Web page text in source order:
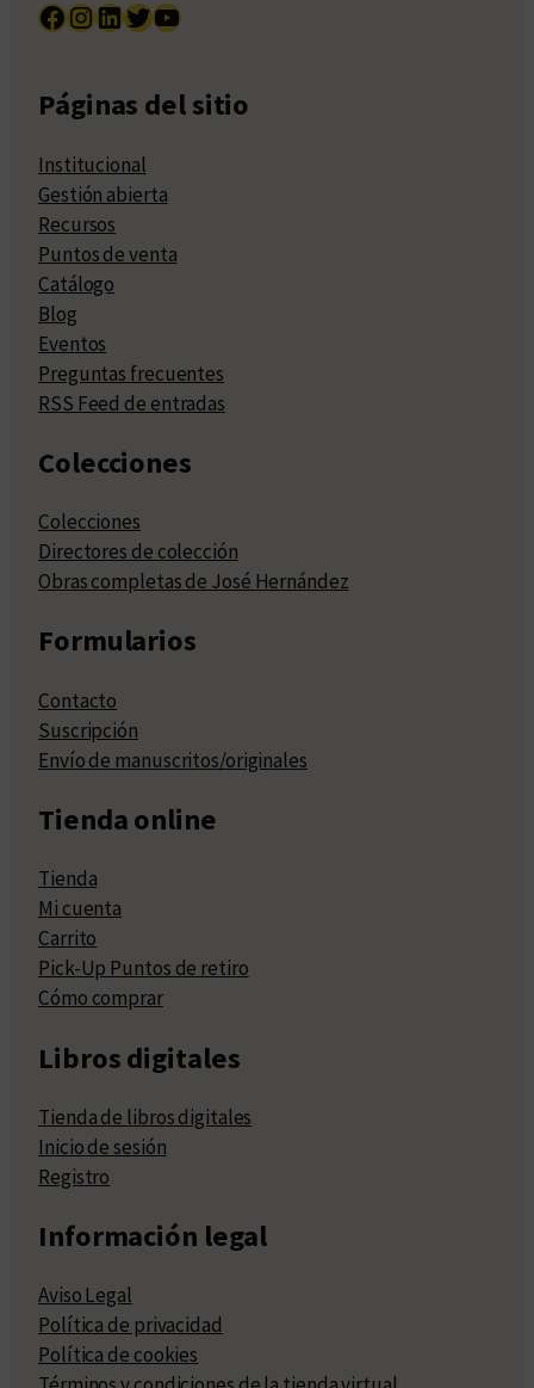
Facebook InstagramLinkedIn Twitter YouTube
Páginas del sitio
Institucional
Gestión abierta
Recursos
Puntos de venta
Catálogo
Blog
Eventos
Preguntas frecuentes
RSS Feed de entradas
Colecciones
Colecciones
Directores de colección
Obras completas de José Hernández
Formularios
Contacto
Suscripción
Envío de manuscritos/originales
Tienda online
Tienda
Mi cuenta
Carrito
Pick-Up Puntos de retiro
Cómo comprar
Libros digitales
Tienda de libros digitales
Inicio de sesión
Registro
Información legal
Aviso Legal
Política de privacidad
Política de cookies